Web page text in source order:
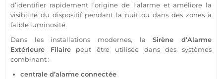
d’identifier rapidement l’origine de l’alarmeet améliore la
visibilité du dispositif pendant la nuit ou dans des zones à
faible luminosité.
Dans les installations modernes, laSirène d’Alarme
Extérieure
Filairepeut être utilisée dans des systèmes
combinant :
centrale d’alarme connectée